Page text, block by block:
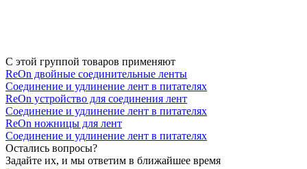
С этой группой товаров применяют
ReOn двойные соединительные ленты
Соединение и удлинение лент в питателях
ReOn устройство для соединения лент
Соединение и удлинение лент в питателях
ReOn ножницы для лент
Соединение и удлинение лент в питателях
Остались вопросы?
Задайте их, и мы ответим в ближайшее время